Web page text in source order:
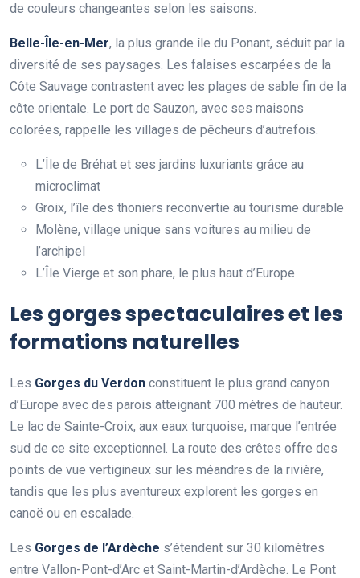
de couleurs changeantes selon les saisons.
Belle-Île-en-Mer, la plus grande île du Ponant, séduit par la
diversité de ses paysages. Les falaises escarpées de la
Côte Sauvage contrastent avec les plages de sable fin de la
côte orientale. Le port de Sauzon, avec ses maisons
colorées, rappelle les villages de pêcheurs d’autrefois.
L’Île de Bréhat et ses jardins luxuriants grâce au
microclimat
Groix, l’île des thoniers reconvertie au tourisme durable
Molène, village unique sans voitures au milieu de
l’archipel
L’Île Vierge et son phare, le plus haut d’Europe
Les gorges spectaculaires et les
formations naturelles
Les Gorges du Verdon constituent le plus grand canyon
d’Europe avec des parois atteignant 700 mètres de hauteur.
Le lac de Sainte-Croix, aux eaux turquoise, marque l’entrée
sud de ce site exceptionnel. La route des crêtes offre des
points de vue vertigineux sur les méandres de la rivière,
tandis que les plus aventureux explorent les gorges en
canoë ou en escalade.
Les Gorges de l’Ardèche s’étendent sur 30 kilomètres
entre Vallon-Pont-d’Arc et Saint-Martin-d’Ardèche. Le Pont